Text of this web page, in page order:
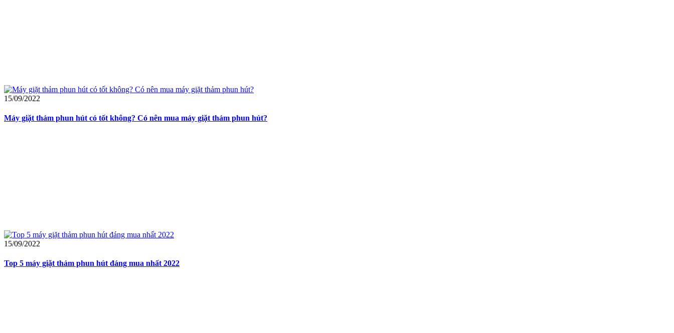
15/09/2022
Máy giặt thảm phun hút có tốt không? Có nên mua máy giặt thảm phun hút?
15/09/2022
Top 5 máy giặt thảm phun hút đáng mua nhất 2022